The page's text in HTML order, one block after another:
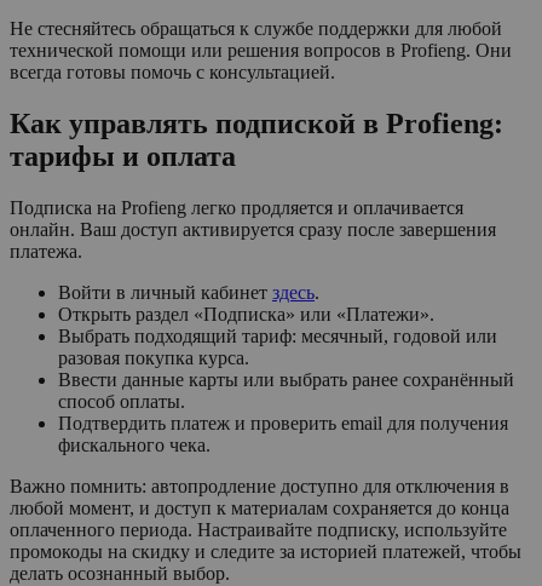
Не стесняйтесь обращаться к службе поддержки для любой
технической помощи или решения вопросов в Profieng. Они
всегда готовы помочь с консультацией.
Как управлять подпиской в Profieng:
тарифы и оплата
Подписка на Profieng легко продляется и оплачивается
онлайн. Ваш доступ активируется сразу после завершения
платежа.
Войти в личный кабинет здесь.
Открыть раздел «Подписка» или «Платежи».
Выбрать подходящий тариф: месячный, годовой или
разовая покупка курса.
Ввести данные карты или выбрать ранее сохранённый
способ оплаты.
Подтвердить платеж и проверить email для получения
фискального чека.
Важно помнить: автопродление доступно для отключения в
любой момент, и доступ к материалам сохраняется до конца
оплаченного периода. Настраивайте подписку, используйте
промокоды на скидку и следите за историей платежей, чтобы
делать осознанный выбор.